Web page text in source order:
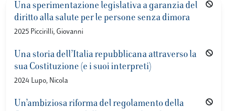
Una sperimentazione legislativa a garanzia del
diritto alla salute per le persone senza dimora
2025 Piccirilli, Giovanni
Una storia dell’Italia repubblicana attraverso la
sua Costituzione (e i suoi interpreti)
2024 Lupo, Nicola
Un’ambiziosa riforma del regolamento della